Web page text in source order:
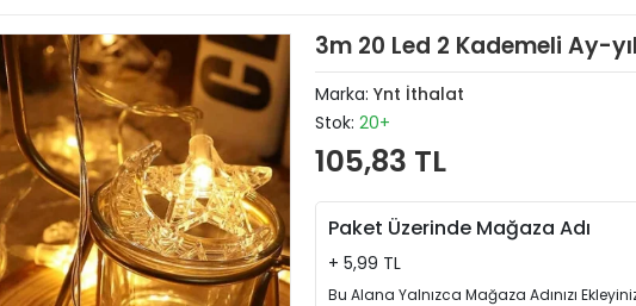
3m 20 Led 2 Kademeli Ay-
Marka: Ynt İthalat
Stok: 20+
105,83 TL
Paket Üzerinde Mağaza Adı
+ 5,99 TL
Bu Alana Yalnızca Mağaza Adınızı